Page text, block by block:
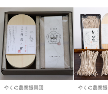
京都 福知山・夜久野は５０年
したが、生産者の高齢化などに
のそば」の復活をかけて近隣の
ております。
自社で生産・製粉したそば粉
て・打ちたて」にこだわってい